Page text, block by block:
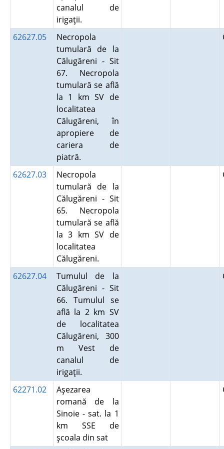
canalul de
irigaţii.
62627.05
Necropola
tumulară de la
Călugăreni - Sit
67. Necropola
tumulară se află
la 1 km SV de
localitatea
Călugăreni, în
apropiere de
cariera de
piatră.
62627.03
Necropola
tumulară de la
Călugăreni - Sit
65. Necropola
tumulară se află
la 3 km SV de
localitatea
Călugăreni.
62627.04
Tumulul de la
Călugăreni - Sit
66. Tumulul se
află la 2 km SV
de localitatea
Călugăreni, 300
m Vest de
canalul de
irigaţii.
62271.02
Aşezarea
romană de la
Sinoie - sat. la 1
km SSE de
şcoala din sat